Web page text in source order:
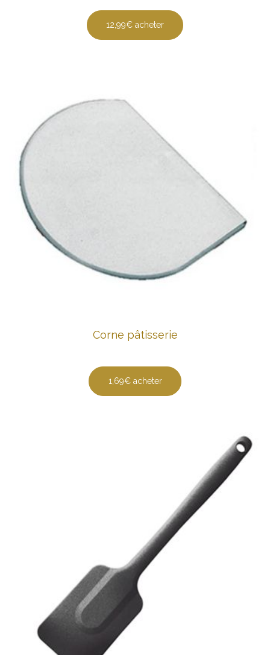
12,99€ acheter
Corne pâtisserie
1,69€ acheter